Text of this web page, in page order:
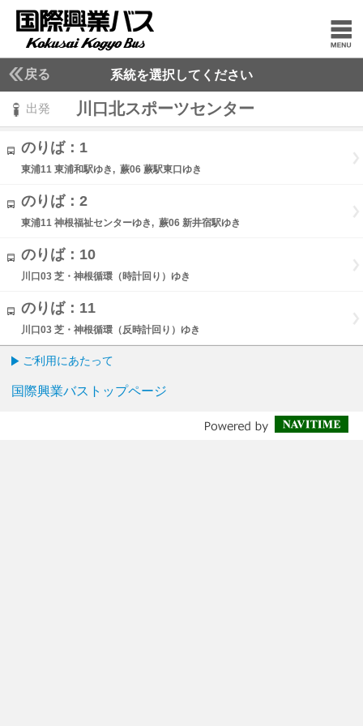
戻る 系統を選択してください
出発 川口北スポーツセンター
のりば：1
東浦11 東浦和駅ゆき, 蕨06 蕨駅東口ゆき
のりば：2
東浦11 神根福祉センターゆき, 蕨06 新井宿駅ゆき
のりば：10
川口03 芝・神根循環（時計回り）ゆき
のりば：11
川口03 芝・神根循環（反時計回り）ゆき
ご利用にあたって
国際興業バストップページ